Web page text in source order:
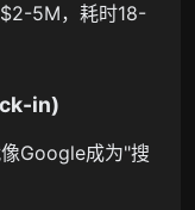
5M，耗时18-
in)
Google成为"搜